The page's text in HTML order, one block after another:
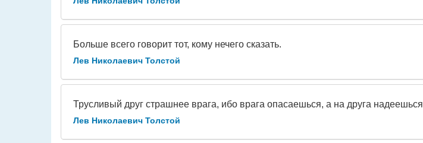
Больше всего говорит тот, кому нечего сказать.
Лев Николаевич Толстой
Трусливый друг страшнее врага, ибо врага опасаешься, а на друга
Лев Николаевич Толстой